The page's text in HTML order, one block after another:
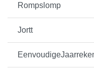
Rompslomp
Jortt